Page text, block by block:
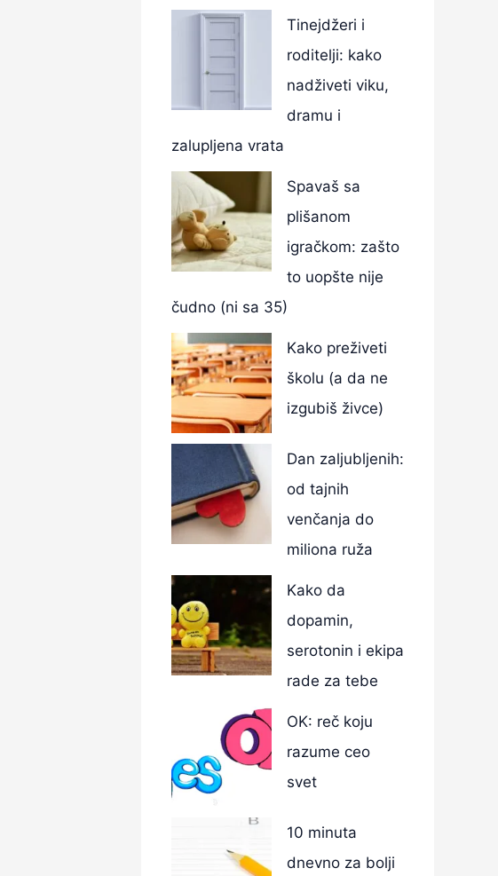
Tinejdžeri i
roditelji: kako
nadživeti viku,
dramu i
zalupljena vrata
Spavaš sa
plišanom
igračkom: zašto
to uopšte nije
čudno (ni sa 35)
Kako preživeti
školu (a da ne
izgubiš živce)
Dan zaljubljenih:
od tajnih
venčanja do
miliona ruža
Kako da
dopamin,
serotonin i ekipa
rade za tebe
OK: reč koju
razume ceo
svet
10 minuta
dnevno za bolji